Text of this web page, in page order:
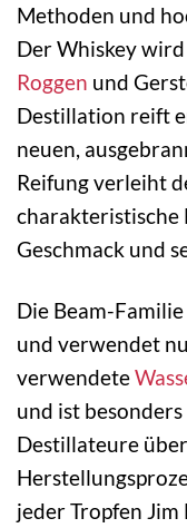
Methoden und
Der Whiskey
Roggen und
Destillation reift
neuen,
Reifung verleiht
charakteristische
Geschmack und
Die Beam-
und verwendet
verwendete
und ist besonders
Destillateure
jeder Tropfen Jim